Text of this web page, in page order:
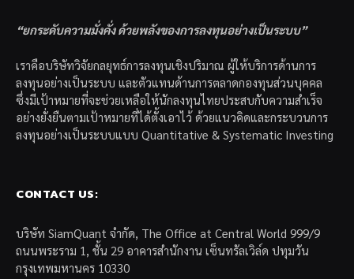
“ยกระดับความมั่งคั่ง ด้วยพลังของการลงทุนอย่างเป็นระบบ”
เราคือบริษัทวิจัยกลยุทธ์การลงทุนเชิงปริมาณ ผู้ให้บริการด้านการ
ลงทุนอย่างเป็นระบบ และตัวแทนด้านการตลาดกองทุนส่วนบุคคล
ซึ่งมีเป้าหมายที่จะช่วยเหลือให้นักลงทุนไทยประสบกับความสำเร็จ
อย่างยั่งยืนตามเป้าหมายที่ได้ตั้งเอาไว้ ด้วยแนวคิดและกระบวนการ
ลงทุนอย่างเป็นระบบแบบ Quantitative & Systematic Investing
CONTACT US:
บริษัท SiamQuant จำกัด, The Office at Central World 999/9
ถนนพระราม 1, ชั้น 29 อาคารสำนักงาน เซ็นทรัลเวิล์ด ปทุมวัน
กรุงเทพมหานคร 10330